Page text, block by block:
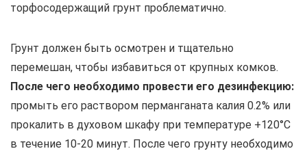
торфосодержащий грунт проблематично.
Грунт должен быть осмотрен и тщательно
перемешан, чтобы избавиться от крупных комков.
После чего необходимо провести его дезинфекцию:
промыть его раствором перманганата калия 0.2% или
прокалить в духовом шкафу при температуре +120°С
в течение 10-20 минут. После чего грунту необходимо